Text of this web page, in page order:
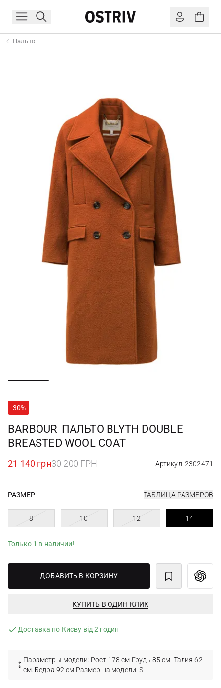
Пальто
-30%
BARBOUR ПАЛЬТО BLYTH DOUBLE
BREASTED WOOL COAT
21 140 грн30 200 ГРН Артикул: 2302471
РАЗМЕР ТАБЛИЦА РАЗМЕРОВ
8 10 12 14
Только 1 в наличии!
ДОБАВИТЬ В КОРЗИНУ
КУПИТЬ В ОДИН КЛИК
Доставка по Києву від 2 годин
Параметры модели: Рост 178 см Грудь 85 см. Талия 62
см. Бедра 92 см Размер на модели: S